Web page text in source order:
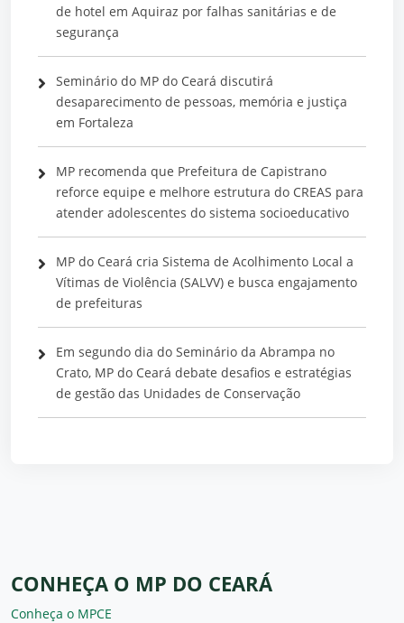
de hotel em Aquiraz por falhas sanitárias e de
segurança
Seminário do MP do Ceará discutirá
desaparecimento de pessoas, memória e justiça
em Fortaleza
MP recomenda que Prefeitura de Capistrano
reforce equipe e melhore estrutura do CREAS para
atender adolescentes do sistema socioeducativo
MP do Ceará cria Sistema de Acolhimento Local a
Vítimas de Violência (SALVV) e busca engajamento
de prefeituras
Em segundo dia do Seminário da Abrampa no
Crato, MP do Ceará debate desafios e estratégias
de gestão das Unidades de Conservação
CONHEÇA O MP DO CEARÁ
Conheça o MPCE